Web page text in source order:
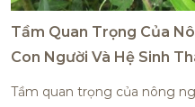
Tầm Quan Trọng Của
Con Người Và Hệ Sinh
Tầm quan trọng của nông